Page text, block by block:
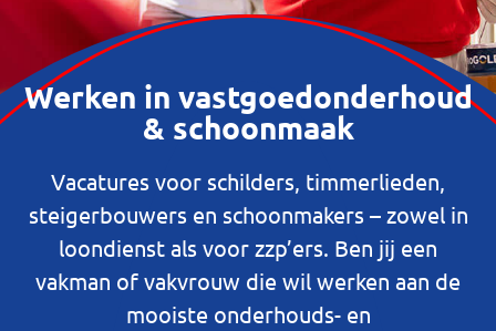
Werken in vastgoedonderhoud
& schoonmaak
Vacatures voor schilders, timmerlieden,
steigerbouwers en schoonmakers – zowel in
loondienst als voor zzp’ers. Ben jij een
vakman of vakvrouw die wil werken aan de
mooiste onderhouds- en